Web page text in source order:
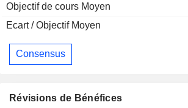
Objectif de cours Moyen
Ecart / Objectif Moyen
Consensus
Révisions de Bénéfices